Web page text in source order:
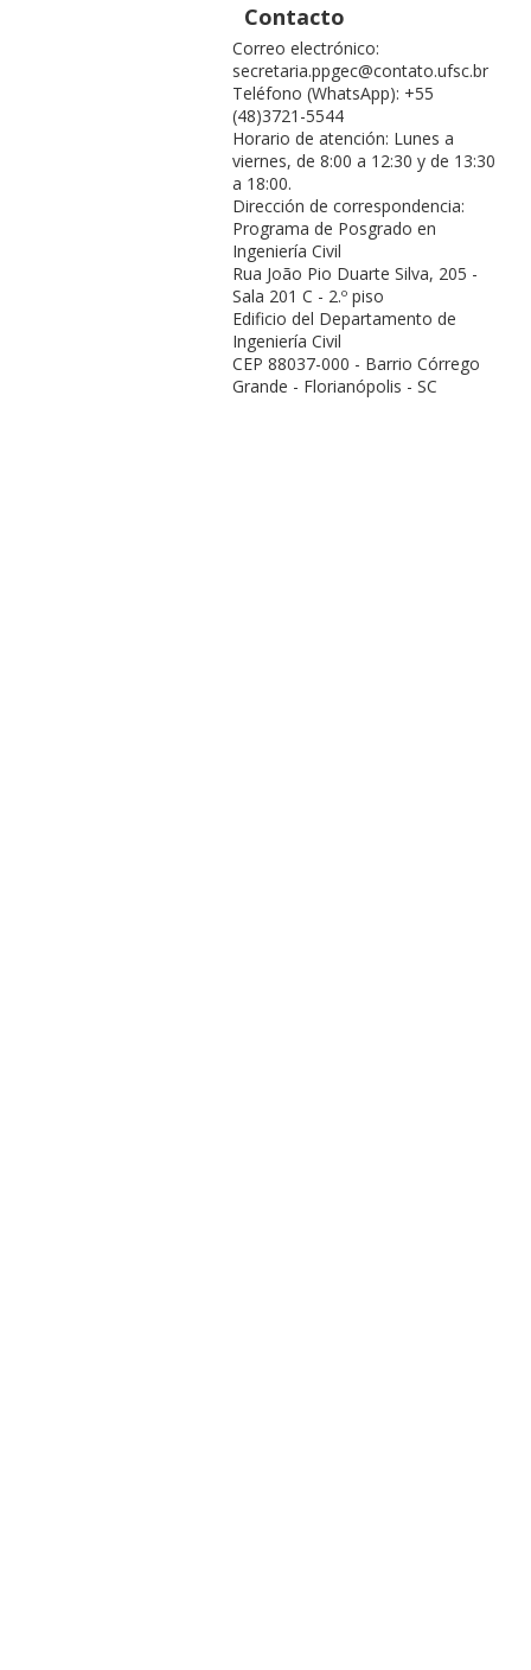
Contacto
Correo electrónico:
secretaria.ppgec@contato.ufsc.br
Teléfono (WhatsApp): +55
(48)3721-5544
Horario de atención: Lunes a
viernes, de 8:00 a 12:30 y de 13:30
a 18:00.
Dirección de correspondencia:
Programa de Posgrado en
Ingeniería Civil
Rua João Pio Duarte Silva, 205 -
Sala 201 C - 2.º piso
Edificio del Departamento de
Ingeniería Civil
CEP 88037-000 - Barrio Córrego
Grande - Florianópolis - SC